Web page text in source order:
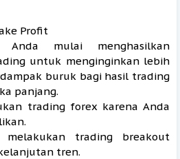
Profit
mulai menghasilkan
untuk menginginkan lebih
buruk bagi hasil trading
panjang.
trading forex karena Anda
trading breakout
tren.